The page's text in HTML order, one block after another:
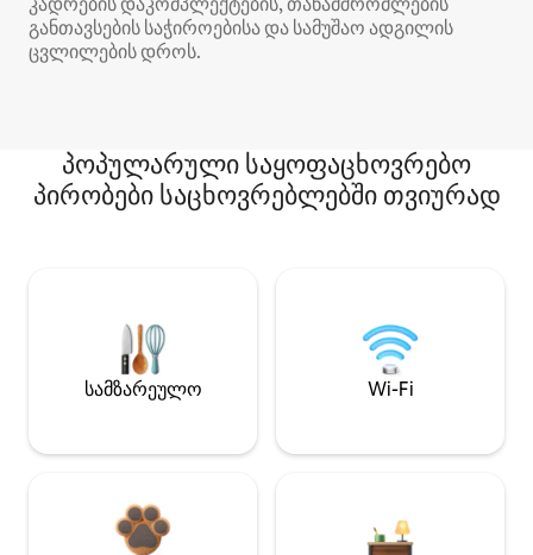
განთავსების საჭიროებისა და სამუშაო ადგილის
ცვლილების დროს.
პოპულარული საყოფაცხოვრებო
პირობები საცხოვრებლებში თვიურად
სამზარეულო Wi-Fi